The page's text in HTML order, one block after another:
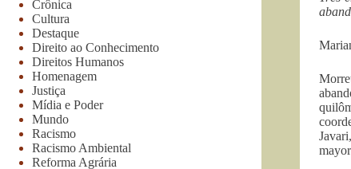
Crônica
Cultura
Destaque
Direito ao Conhecimento
Direitos Humanos
Homenagem
Justiça
Mídia e Poder
Mundo
Racismo
Racismo Ambiental
Reforma Agrária